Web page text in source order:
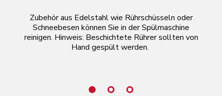
Zubehör aus Edelstahl wie Rührschüsseln oder
Schneebesen können Sie in der Spülmaschine
reinigen. Hinweis: Beschichtete Rührer sollten von
Hand gespült werden.